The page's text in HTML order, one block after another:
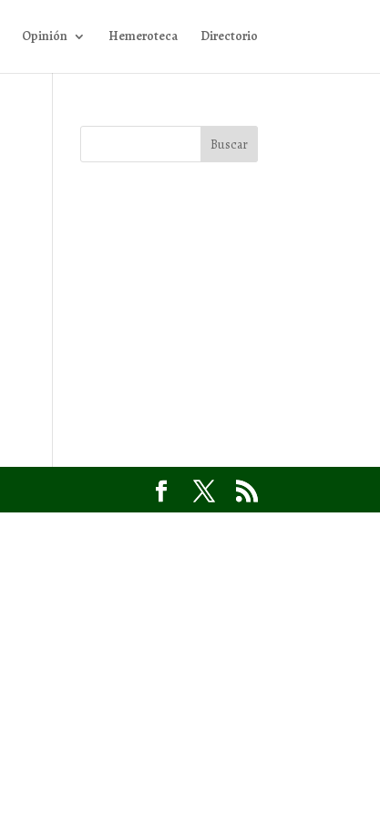
Opinión Hemeroteca Directorio